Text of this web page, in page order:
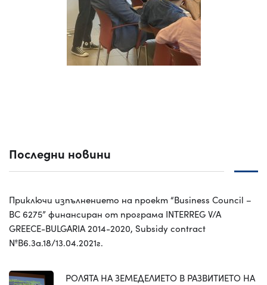
Последни новини
Приключи изпълнението на проект “Business Council –
BC 6275” финансиран от програма INTERREG V/A
GREECE-BULGARIA 2014-2020, Subsidy contract
№B6.3a.18/13.04.2021г.
РОЛЯТА НА ЗЕМЕДЕЛИЕТО В РАЗВИТИЕТО НА